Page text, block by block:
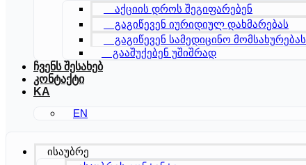
აქციის დროს შეგიფარებენ
გაგიწევენ იურიდიულ დახმარებას
გაგიწევენ სამედიცინო მომსახურებას
გააშუქებენ უშიშრად
ჩვენს შესახებ
კონტაქტი
KA
EN
ისაუბრე